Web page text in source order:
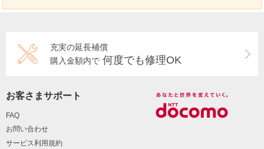
充実の延長補償
購入金額内で 何度でも修理OK
お客さまサポート
FAQ
お問い合わせ
サービス利用規約